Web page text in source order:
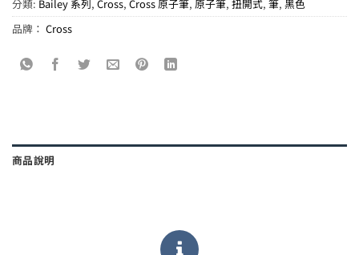
分類: Bailey 系列, Cross, Cross 原子筆, 原子筆, 扭開式, 筆, 黑色
品牌： Cross
商品說明